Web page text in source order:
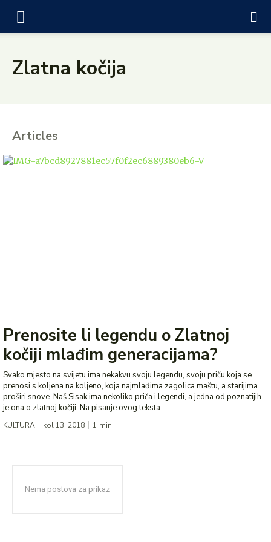
Zlatna kočija
Articles
Prenosite li legendu o Zlatnoj
kočiji mlađim generacijama?
Svako mjesto na svijetu ima nekakvu svoju legendu, svoju priču koja se
prenosi s koljena na koljeno, koja najmlađima zagolica maštu, a starijima
proširi snove. Naš Sisak ima nekoliko priča i legendi, a jedna od poznatijih
je ona o zlatnoj kočiji. Na pisanje ovog teksta...
KULTURA kol 13, 2018 1 min.
Nema postova za prikaz